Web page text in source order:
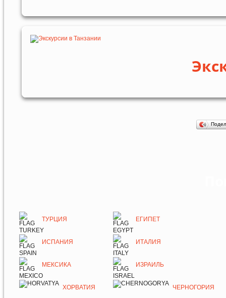
ТУРЦИЯ ЕГИПЕТ
ИСПАНИЯ ИТАЛИЯ
МЕКСИКА ИЗРАИЛЬ
ХОРВАТИЯ ЧЕРНОГОРИЯ